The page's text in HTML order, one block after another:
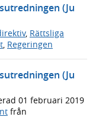
(Ju
, Rättsliga
Regeringen
(Ju
01 februari 2019
från